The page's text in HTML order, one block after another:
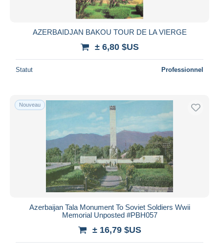
AZERBAIDJAN BAKOU TOUR DE LA VIERGE
± 6,80 $US
Statut Professionnel
Nouveau
Azerbaijan Tala Monument To Soviet Soldiers Wwii
Memorial Unposted #PBH057
± 16,79 $US